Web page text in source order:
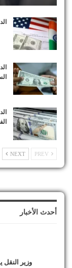
NEXT
أحدث الأخبار
وزير النقل